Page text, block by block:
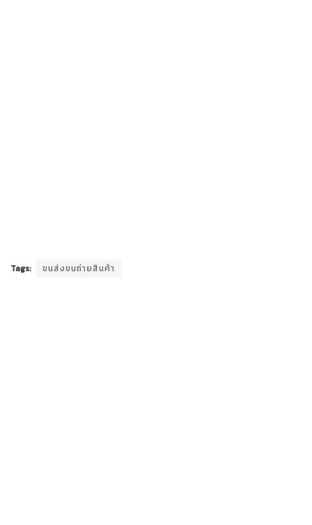
Tags: ขนส่งขนถ่ายสินค้า